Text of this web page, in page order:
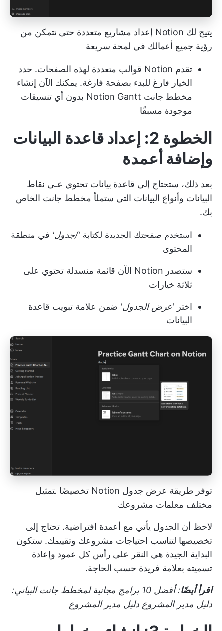
يتيح لك Notion إعداد مشاريع متعددة حتى تتمكن من
رؤية جميع أعمالك في لمحة سريعة
تقدم Notion قوالب متعددة لهذه الصفحات. حدد
الخيار فارغ للبدء بصفحة فارغة. يمكنك الآن إنشاء
مخطط جانت Notion Gantt بدون أي تنسيقات
موجودة مسبقًا
الخطوة 2: إعداد قاعدة البيانات
وإضافة أعمدة
بعد ذلك، ستحتاج إلى قاعدة بيانات تحتوي على نقاط
البيانات وأنواع البيانات التي ستملأ مخطط جانت الخاص
بك.
استخدم صفحتك الجديدة لكتابة '/جدول' في منطقة
المحتوى
ستصدر Notion الآن قائمة منسدلة تحتوي على
ثلاثة خيارات
اختر 'عرض الجدول' ضمن علامة تبويب قاعدة
البيانات
توفر طريقة عرض جدول Notion تخصيصًا لتمثيل
مختلف معلمات مشروعك
لاحظ أن الجدول يأتي مع أعمدة افتراضية. تحتاج إلى
تخصيصها لتناسب احتياجات مشروعك وتقييمك. ستكون
البداية الجيدة هي النقر على رأس كل عمود وإعادة
تسميته بعلامة فريدة حسب الحاجة.
اقرأ أيضًا:
أفضل 10 برامج مجانية لمخطط جانت البياني:
دليل مدير المشروع دليل مدير المشروع